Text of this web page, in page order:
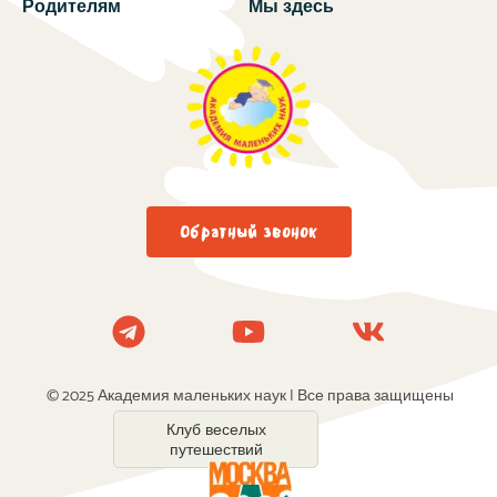
Родителям Мы здесь
Обратный звонок
© 2025 Академия маленьких наук | Все права защищены
Клуб веселых
путешествий